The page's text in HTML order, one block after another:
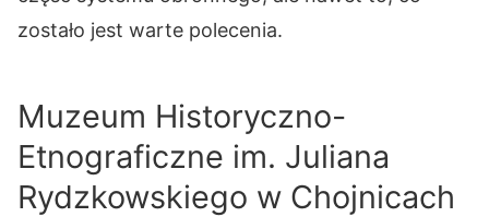
zostało jest warte polecenia.
Muzeum Historyczno-
Etnograficzne im. Juliana
Rydzkowskiego w Chojnicach